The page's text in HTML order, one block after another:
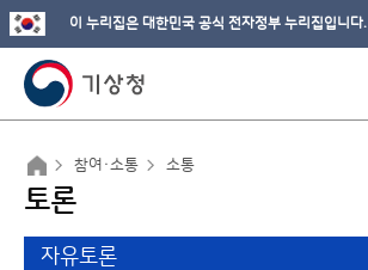
이 누리집은 대한민국 공식 전자정부 누리집입니다.
참여·소통 소통
토론
자유토론